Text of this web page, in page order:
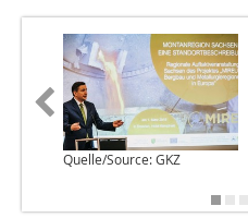
Quelle/Source: GKZ